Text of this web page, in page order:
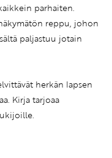
parhaiten.
reppu, johon
paljastuu jotain
herkän lapsen
Kirja tarjoaa